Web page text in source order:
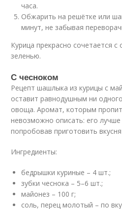
часа.
Обжарить на решётке или
минут, не забывая
Курица прекрасно сочетается
зеленью.
С чесноком
Рецепт шашлыка из курицы с
оставит равнодушным ни
овоща. Аромат, которым
невозможно описать: его
попробовав приготовить
Ингредиенты:
бедрышки куриные – 4 шт.;
зубки чеснока – 5–6 шт.;
майонез – 100 г;
соль, перец молотый – по